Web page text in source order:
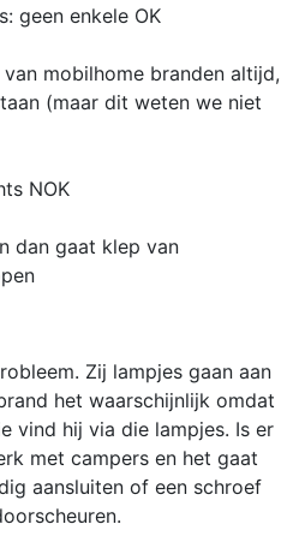
geen enkele OK
mobilhome branden altijd,
(maar dit weten we niet
NOK
dan gaat klep van
Zij lampjes gaan aan
het waarschijnlijk omdat
vind hij via die lampjes. Is er
met campers en het gaat
aansluiten of een schroef